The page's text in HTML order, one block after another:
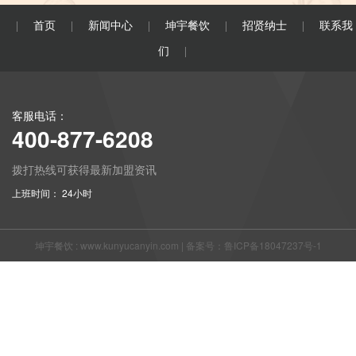
首页 新闻中心 坤宇餐饮 招贤纳士
联系我
们
客服电话：
400-877-6208
拨打热线可获得最新加盟资讯
上班时间： 24小时
坤宇餐饮 : www.kunyucanyin.com | 备案号：鲁ICP备18047237号-1